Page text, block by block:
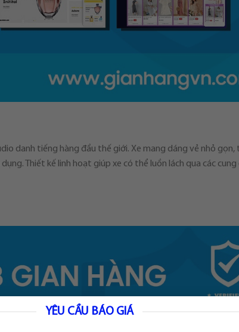
YÊU CẦU BÁO GIÁ
danh tiếng hàng đầu thế giới. Xe mang dáng vẻ nhỏ gọn,
Thiết kế linh hoạt giúp xe có thể luồn lách qua các